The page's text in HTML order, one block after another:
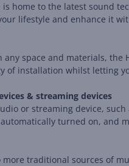
is home to the latest sound
lifestyle and enhance it
space and materials,
of installation whilst letting
& streaming devices
or streaming device,
turned on, and
traditional sources of